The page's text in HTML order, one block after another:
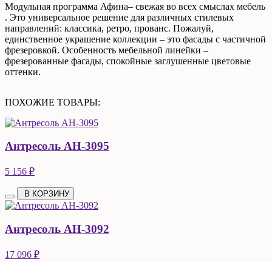
Модульная программа Афина– свежая во всех смыслах мебель
. Это универсальное решение для различных стилевых
направлений: классика, ретро, прованс. Пожалуй,
единственное украшение коллекции – это фасады с частичной
фрезеровкой. Особенность мебельной линейки –
фрезерованные фасады, спокойные заглушенные цветовые
оттенки.
ПОХОЖИЕ ТОВАРЫ:
Антресоль АН-3095
5 156 ₽
В КОРЗИНУ
Антресоль АН-3092
17 096 ₽